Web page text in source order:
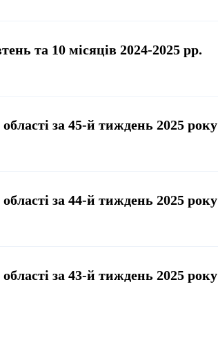
та 10 місяців 2024-2025 рр.
за 45-й тиждень 2025 року
за 44-й тиждень 2025 року
за 43-й тиждень 2025 року